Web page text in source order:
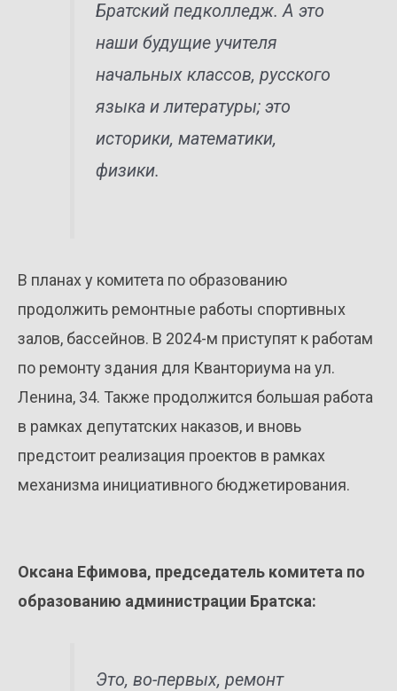
Братский педколледж. А это
наши будущие учителя
начальных классов, русского
языка и литературы; это
историки, математики,
физики.
В планах у комитета по образованию
продолжить ремонтные работы спортивных
залов, бассейнов. В 2024-м приступят к работам
по ремонту здания для Кванториума на ул.
Ленина, 34. Также продолжится большая работа
в рамках депутатских наказов, и вновь
предстоит реализация проектов в рамках
механизма инициативного бюджетирования.
Оксана Ефимова, председатель комитета по
образованию администрации Братска:
Это, во-первых, ремонт